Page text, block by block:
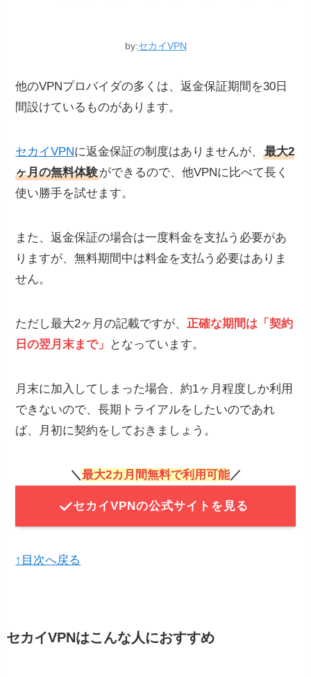
by:セカイVPN
他のVPNプロバイダの多くは、返金保証期間を30日
間設けているものがあります。
セカイVPNに返金保証の制度はありませんが、最大2
ヶ月の無料体験ができるので、他VPNに比べて長く
使い勝手を試せます。
また、返金保証の場合は一度料金を支払う必要があ
りますが、無料期間中は料金を支払う必要はありま
せん。
ただし最大2ヶ月の記載ですが、正確な期間は「契約
日の翌月末まで」
となっています。
月末に加入してしまった場合、約1ヶ月程度しか利用
できないので、長期トライアルをしたいのであれ
ば、月初に契約をしておきましょう。
＼最大2カ月間無料で利用可能／
セカイVPNの公式サイトを見る
↑目次へ戻る
セカイVPNはこんな人におすすめ